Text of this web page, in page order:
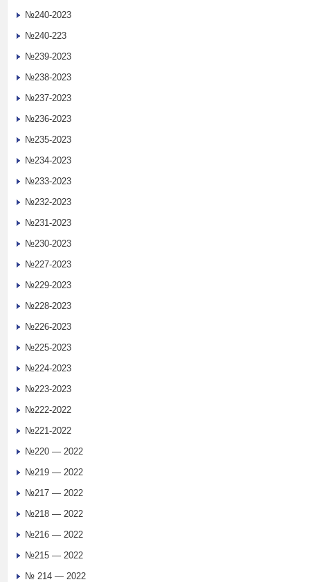
№240-2023
№240-223
№239-2023
№238-2023
№237-2023
№236-2023
№235-2023
№234-2023
№233-2023
№232-2023
№231-2023
№230-2023
№227-2023
№229-2023
№228-2023
№226-2023
№225-2023
№224-2023
№223-2023
№222-2022
№221-2022
№220 — 2022
№219 — 2022
№217 — 2022
№218 — 2022
№216 — 2022
№215 — 2022
№ 214 — 2022